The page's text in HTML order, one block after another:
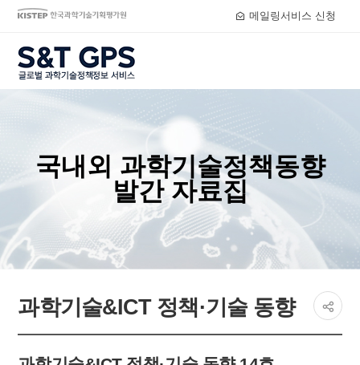
S&T GPS
메일링서비스 신청
국내외 과학기술정책동향
발간 자료집
과학기술&ICT 정책·기술 동향
페이지
공유
share